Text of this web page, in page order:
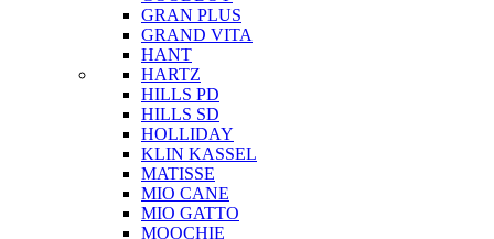
GRAN PLUS
GRAND VITA
HANT
HARTZ
HILLS PD
HILLS SD
HOLLIDAY
KLIN KASSEL
MATISSE
MIO CANE
MIO GATTO
MOOCHIE